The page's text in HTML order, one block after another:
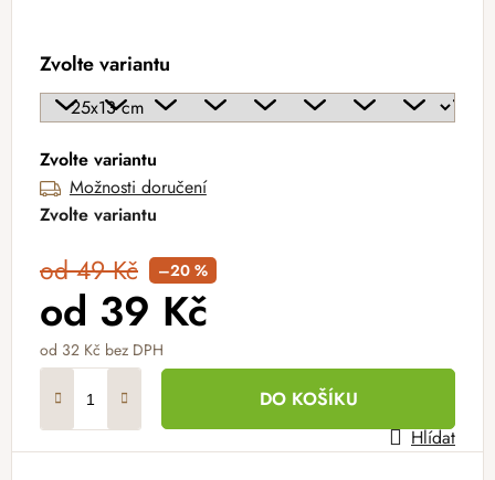
Zvolte variantu
Zvolte variantu
Možnosti doručení
Zvolte variantu
od 49 Kč –20 %
od 39 Kč
od 32 Kč bez DPH
DO KOŠÍKU
Hlídat